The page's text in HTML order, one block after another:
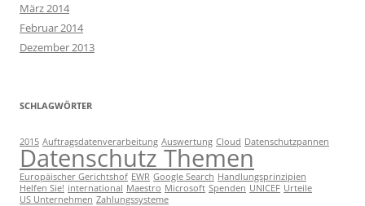
März 2014
Februar 2014
Dezember 2013
SCHLAGWÖRTER
2015 Auftragsdatenverarbeitung Auswertung Cloud Datenschutzpannen
Datenschutz Themen
Europäischer Gerichtshof EWR Google Search Handlungsprinzipien
Helfen Sie! international Maestro Microsoft Spenden UNICEF Urteile
US Unternehmen Zahlungssysteme